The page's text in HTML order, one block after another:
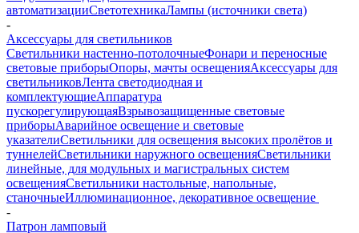
автоматизацииСветотехникаЛампы (источники света)
-
Аксессуары для светильников
Светильники настенно-потолочныеФонари и переносные
световые приборыОпоры, мачты освещенияАксессуары для
светильниковЛента светодиодная и
комплектующиеАппаратура
пускорегулирующаяВзрывозащищенные световые
приборыАварийное освещение и световые
указателиСветильники для освещения высоких пролётов и
туннелейСветильники наружного освещенияСветильники
линейные, для модульных и магистральных систем
освещенияСветильники настольные, напольные,
станочныеИллюминационное, декоративное освещение
-
Патрон ламповый